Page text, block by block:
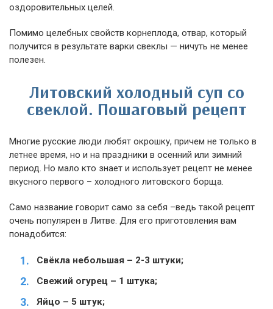
оздоровительных целей.
Помимо целебных свойств корнеплода, отвар, который
получится в результате варки свеклы — ничуть не менее
полезен.
Литовский холодный суп со
свеклой. Пошаговый рецепт
Многие русские люди любят окрошку, причем не только в
летнее время, но и на праздники в осенний или зимний
период. Но мало кто знает и использует рецепт не менее
вкусного первого – холодного литовского борща.
Само название говорит само за себя –ведь такой рецепт
очень популярен в Литве. Для его приготовления вам
понадобится:
Свёкла небольшая – 2-3 штуки;
Свежий огурец – 1 штука;
Яйцо – 5 штук;